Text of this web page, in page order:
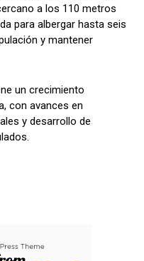
a los 110 metros
para albergar hasta seis
y mantener
un crecimiento
con avances en
y desarrollo de